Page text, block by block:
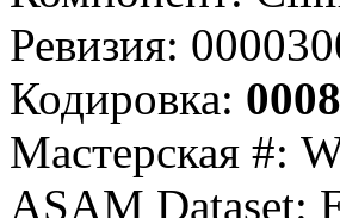
Ревизия:
Кодировка:
Мастерская #:
ASAM Dataset: